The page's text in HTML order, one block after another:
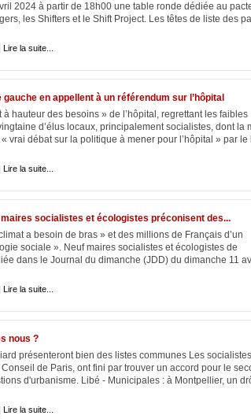
2024 à partir de 18h00 une table ronde dédiée au
les Shifters et le Shift Project. Les têtes de liste des
Lire la suite...
en appellent à un référendum sur l’hôpital
hauteur des besoins » de l’hôpital, regrettant les faibles
d’élus locaux, principalement socialistes, dont la
vrai débat sur la politique à mener pour l’hôpital » par le
Lire la suite...
socialistes et écologistes préconisent des...
a besoin de bras » et des millions de Français d’un
sociale ». Neuf maires socialistes et écologistes de
dans le Journal du dimanche (JDD) du dimanche 11
Lire la suite...
nous ?
présenteront bien des listes communes Les
de Paris, ont fini par trouver un accord pour le
d'urbanisme. Libé - Municipales : à Montpellier, un
Lire la suite...